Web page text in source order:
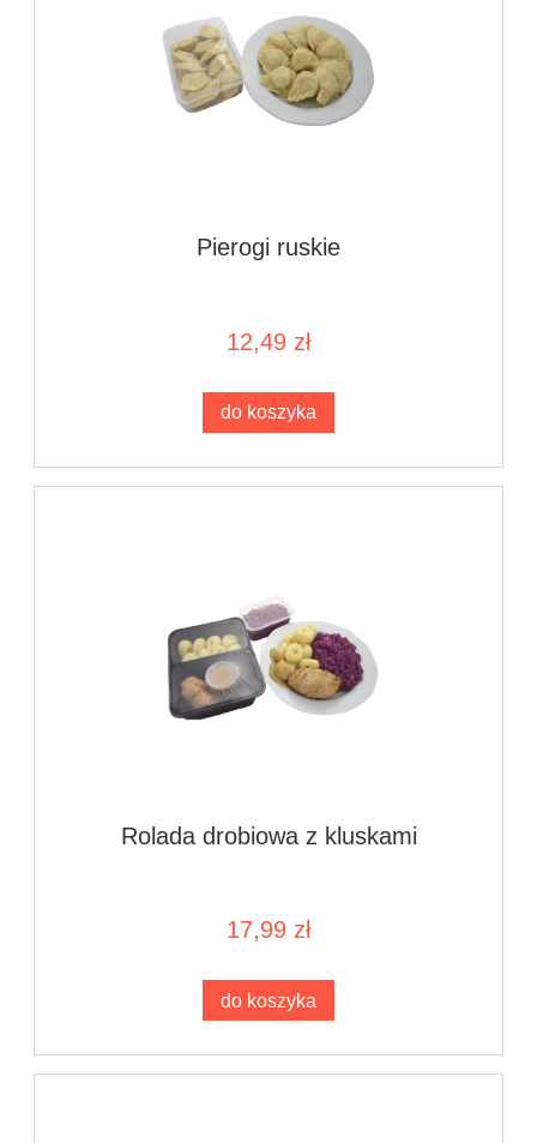
Pierogi ruskie
12,49 zł
do koszyka
Rolada drobiowa z kluskami
17,99 zł
do koszyka